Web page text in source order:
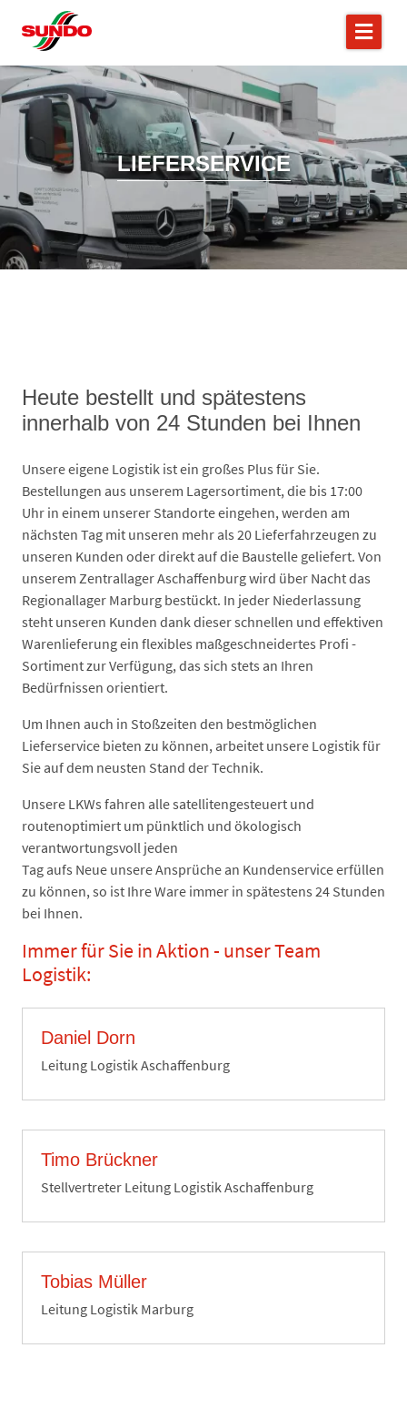
LIEFERSERVICE
Heute bestellt und spätestens
innerhalb von 24 Stunden bei Ihnen
Unsere eigene Logistik ist ein großes Plus für Sie.
Bestellungen aus unserem Lagersortiment, die bis 17:00
Uhr in einem unserer Standorte eingehen, werden am
nächsten Tag mit unseren mehr als 20 Lieferfahrzeugen zu
unseren Kunden oder direkt auf die Baustelle geliefert. Von
unserem Zentrallager Aschaffenburg wird über Nacht das
Regionallager Marburg bestückt. In jeder Niederlassung
steht unseren Kunden dank dieser schnellen und effektiven
Warenlieferung ein flexibles maßgeschneidertes Profi -
Sortiment zur Verfügung, das sich stets an Ihren
Bedürfnissen orientiert.
Um Ihnen auch in Stoßzeiten den bestmöglichen
Lieferservice bieten zu können, arbeitet unsere Logistik für
Sie auf dem neusten Stand der Technik.
Unsere LKWs fahren alle satellitengesteuert und
routenoptimiert um pünktlich und ökologisch
verantwortungsvoll jeden
Tag aufs Neue unsere Ansprüche an Kundenservice erfüllen
zu können, so ist Ihre Ware immer in spätestens 24 Stunden
bei Ihnen.
Immer für Sie in Aktion - unser Team
Logistik:
Daniel Dorn
Leitung Logistik Aschaffenburg
Timo Brückner
Stellvertreter Leitung Logistik Aschaffenburg
Tobias Müller
Leitung Logistik Marburg